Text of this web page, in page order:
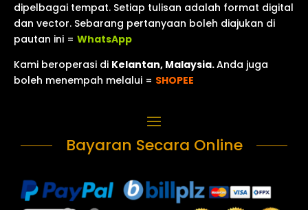
dipelbagai tempat. Setiap tulisan adalah format digital
dan vector. Sebarang pertanyaan boleh diajukan di
pautan ini =WhatsApp
Kami beroperasi di Kelantan, Malaysia.Anda juga
boleh menempah melalui = SHOPEE
Bayaran Secara Online